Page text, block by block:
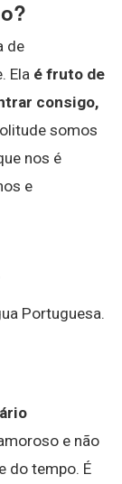
de
Ela é fruto de
consigo,
somos
nos é
e
Portuguesa.
e não
do tempo. É